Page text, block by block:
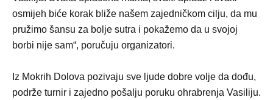
osmijeh biće korak bliže našem zajedničkom cilju, da mu
pružimo šansu za bolje sutra i pokažemo da u svojoj
borbi nije sam“, poručuju organizatori.
Iz Mokrih Dolova pozivaju sve ljude dobre volje da dođu,
podrže turnir i zajedno pošalju poruku ohrabrenja Vasiliju.